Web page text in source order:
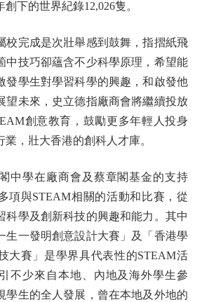
創下的世界紀錄12,026隻。
完成是次壯舉感到鼓舞，指摺紙飛
中技巧卻蘊含不少科學原理，希望能
發學生對學習科學的興趣，和啟發他
望未來，史立德指廠商會將繼續投放
創意教育，鼓勵更多年輕人投身
，壯大香港的創科人才庫。
學在廠商會及蔡章閣基金的支持
項與STEAM相關的活動和比賽，從
科學及創新科技的興趣和能力。其中
生一發明創意設計大賽」及「香港學
大賽」是學界具代表性的STEAM活
不少來自本地、內地及海外學生參
學生的全人發展，曾在本地及外地的